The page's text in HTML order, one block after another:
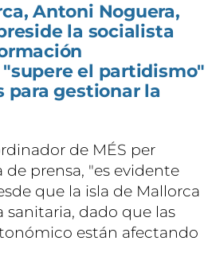
Antoni Noguera,
la socialista
el partidismo"
para gestionar la
de MÉS per
prensa, "es evidente
que la isla de Mallorca
sanitaria, dado que las
están afectando